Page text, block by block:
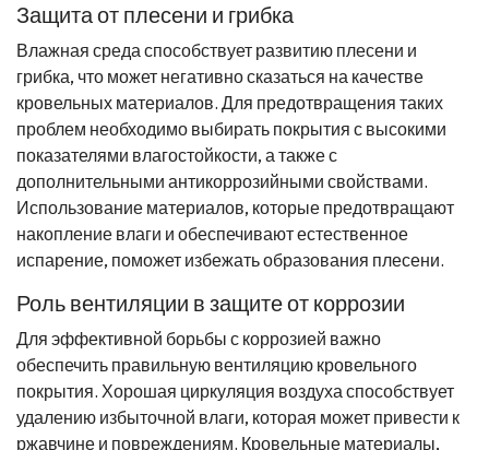
Защита от плесени и грибка
Влажная среда способствует развитию плесени и
грибка, что может негативно сказаться на качестве
кровельных материалов. Для предотвращения таких
проблем необходимо выбирать покрытия с высокими
показателями влагостойкости, а также с
дополнительными антикоррозийными свойствами.
Использование материалов, которые предотвращают
накопление влаги и обеспечивают естественное
испарение, поможет избежать образования плесени.
Роль вентиляции в защите от коррозии
Для эффективной борьбы с коррозией важно
обеспечить правильную вентиляцию кровельного
покрытия. Хорошая циркуляция воздуха способствует
удалению избыточной влаги, которая может привести к
ржавчине и повреждениям. Кровельные материалы,